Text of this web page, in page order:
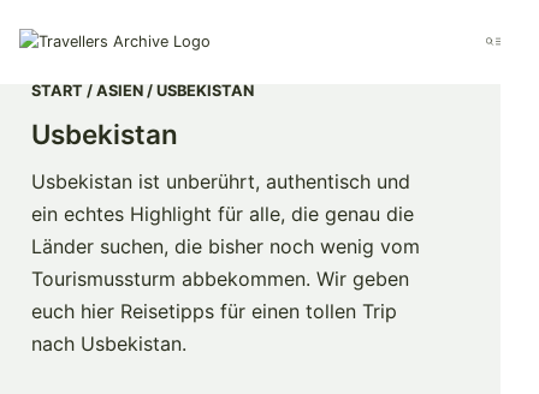
content
Menu
START ASIEN USBEKISTAN
Usbekistan
Usbekistan ist unberührt, authentisch und
ein echtes Highlight für alle, die genau die
Länder suchen, die bisher noch wenig vom
Tourismussturm abbekommen. Wir geben
euch hier Reisetipps für einen tollen Trip
nach Usbekistan.